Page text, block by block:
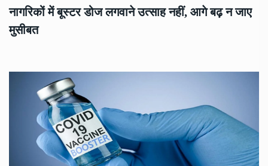
नागरिकों में बूस्टर डोज लगवाने उत्साह नहीं, आगे बढ़ न जाए
मुसीबत